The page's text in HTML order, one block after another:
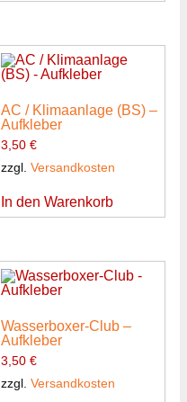
AC / Klimaanlage (BS) –
Aufkleber
3,50 €
zzgl. Versandkosten
In den Warenkorb
Wasserboxer-Club –
Aufkleber
3,50 €
zzgl. Versandkosten